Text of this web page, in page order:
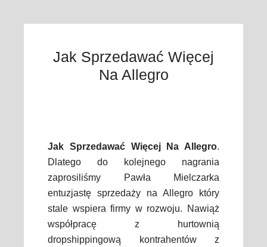
Jak Sprzedawać Więcej
Na Allegro
Jak Sprzedawać Więcej Na Allegro.
Dlatego do kolejnego nagrania
zaprosiliśmy Pawła Mielczarka
entuzjastę sprzedaży na Allegro który
stale wspiera firmy w rozwoju. Nawiąż
współpracę z hurtownią
dropshippingową kontrahentów z